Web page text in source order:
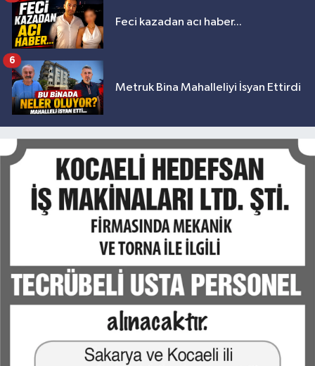
Feci kazadan acı haber...
Metruk Bina Mahalleliyi İsyan Ettirdi
6